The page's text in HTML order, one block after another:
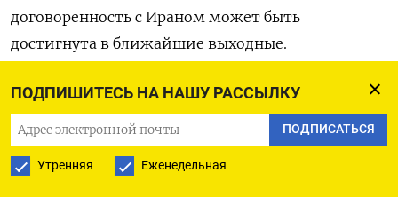
ПОДПИШИТЕСЬ НА НАШУ РАССЫЛКУ
ПОДПИСАТЬСЯ
Утренняя Еженедельная
договоренность с Ираном может быть
достигнута в ближайшие выходные.
По его ‌словам, стороны сейчас пытаются
отделить вопрос возобновления судоходства в
Ормузском проливе от конфликта ​в Ливане.